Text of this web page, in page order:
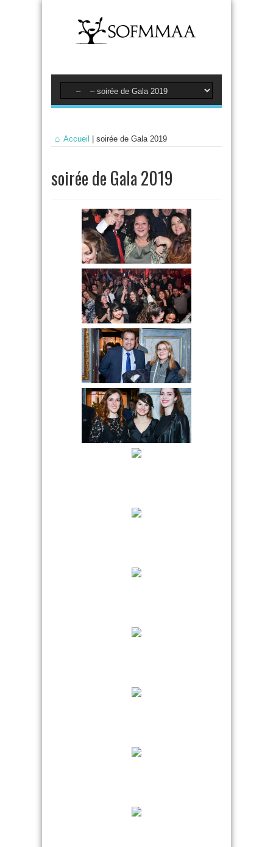
Accueil soirée de Gala 2019
soirée de Gala 2019